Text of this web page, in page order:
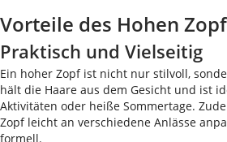
Vorteile des Hohen
Praktisch und Vielseitig
Ein hoher Zopf ist nicht nur stilvoll,
hält die Haare aus dem Gesicht und ist
Aktivitäten oder heiße Sommertage.
Zopf leicht an verschiedene Anlässe
formell.